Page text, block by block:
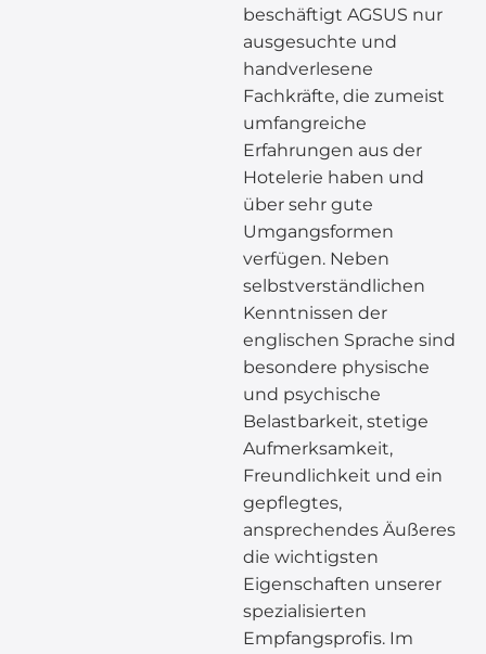
beschäftigt AGSUS nur
ausgesuchte und
handverlesene
Fachkräfte, die zumeist
umfangreiche
Erfahrungen aus der
Hotelerie haben und
über sehr gute
Umgangsformen
verfügen. Neben
selbstverständlichen
Kenntnissen der
englischen Sprache sind
besondere physische
und psychische
Belastbarkeit, stetige
Aufmerksamkeit,
Freundlichkeit und ein
gepflegtes,
ansprechendes Äußeres
die wichtigsten
Eigenschaften unserer
spezialisierten
Empfangsprofis. Im